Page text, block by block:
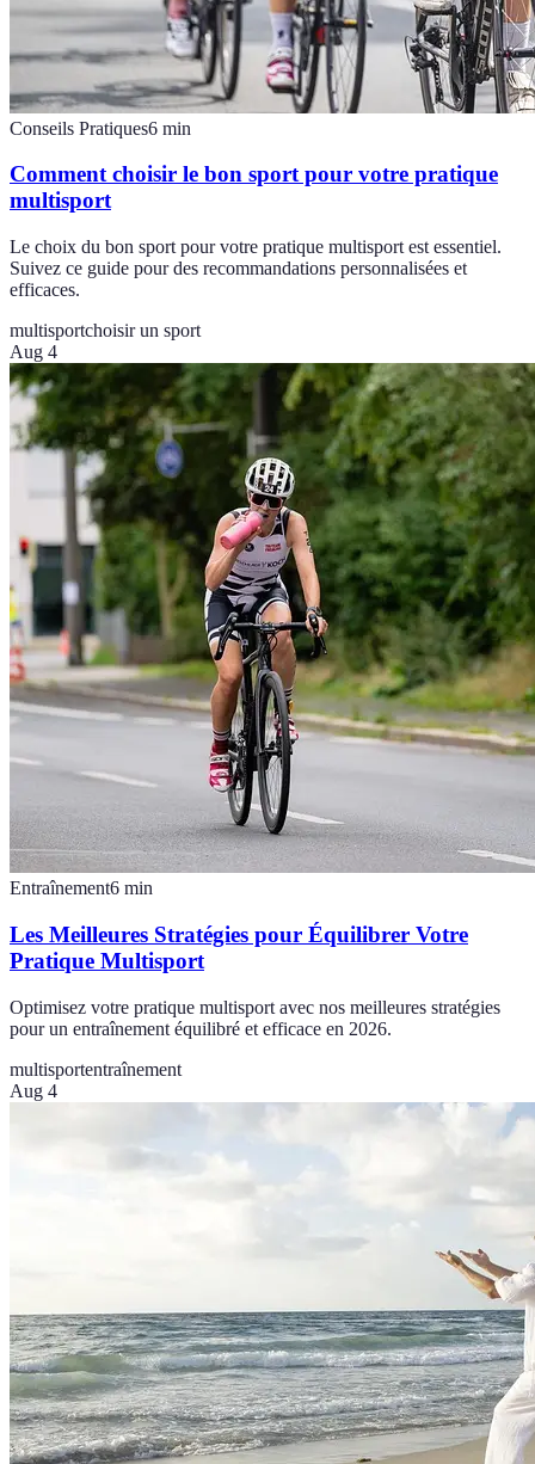
Conseils Pratiques6 min
Comment choisir le bon sport pour votre pratique
multisport
Le choix du bon sport pour votre pratique multisport est essentiel.
Suivez ce guide pour des recommandations personnalisées et
efficaces.
multisportchoisir un sport
Aug 4
Entraînement6 min
Les Meilleures Stratégies pour Équilibrer Votre
Pratique Multisport
Optimisez votre pratique multisport avec nos meilleures stratégies
pour un entraînement équilibré et efficace en 2026.
multisportentraînement
Aug 4